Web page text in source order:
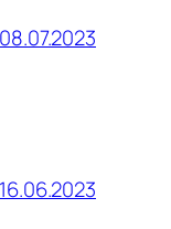
08.07.2023
16.06.2023